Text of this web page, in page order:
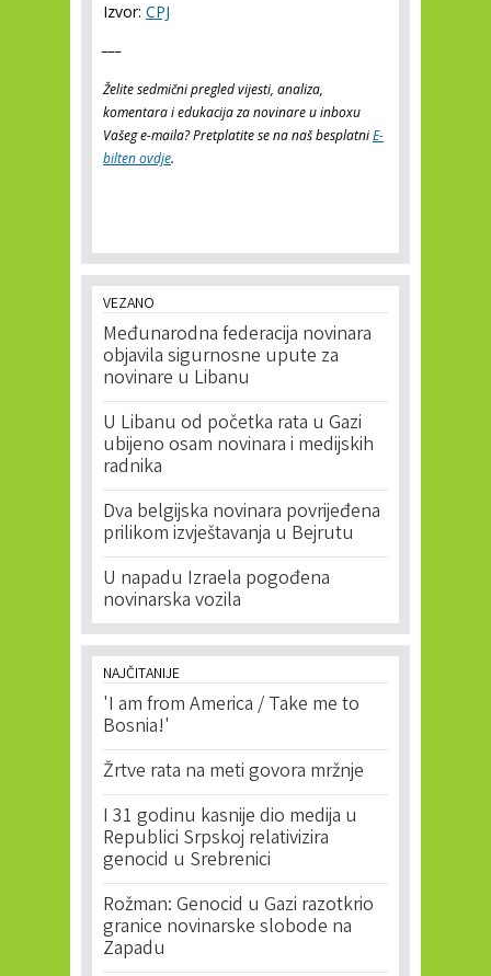
Izvor: CPJ
Želite sedmični pregled vijesti, analiza,
komentara i edukacija za novinare u inboxu
Vašeg e-maila? Pretplatite se na naš besplatniE-
bilten ovdje.
VEZANO
Međunarodna federacija novinara
objavila sigurnosne upute za
novinare u Libanu
U Libanu od početka rata u Gazi
ubijeno osam novinara i medijskih
radnika
Dva belgijska novinara povrijeđena
prilikom izvještavanja u Bejrutu
U napadu Izraela pogođena
novinarska vozila
NAJČITANIJE
'I am from America / Take me to
Bosnia!'
Žrtve rata na meti govora mržnje
I 31 godinu kasnije dio medija u
Republici Srpskoj relativizira
genocid u Srebrenici
Rožman: Genocid u Gazi razotkrio
granice novinarske slobode na
Zapadu